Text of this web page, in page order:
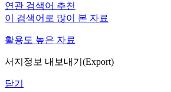
연관 검색어 추천
이 검색어로 많이 본 자료
활용도 높은 자료
서지정보 내보내기(Export)
닫기